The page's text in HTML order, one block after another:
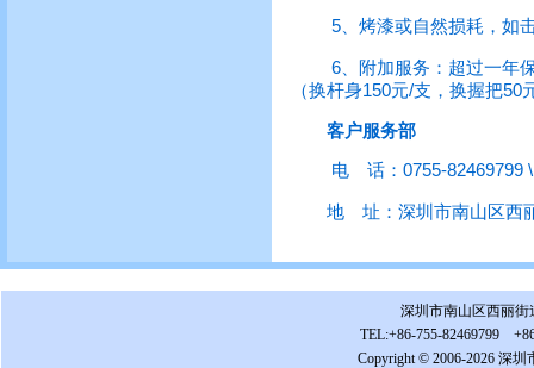
5、烤漆或自然损耗，如击
6、附加服务：超过一年保
（换杆身150元/支，换握把50
客户服务部
电 话：0755-82469799 \
地 址：深圳市南山区西丽
深圳市南山区西丽街
TEL:+86-755-82469799
Copyright © 2006-2026 深